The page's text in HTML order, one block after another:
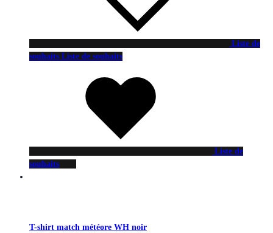
Liste de
souhaits Liste de souhaits
Liste de
souhaits
T-shirt match météore WH noir